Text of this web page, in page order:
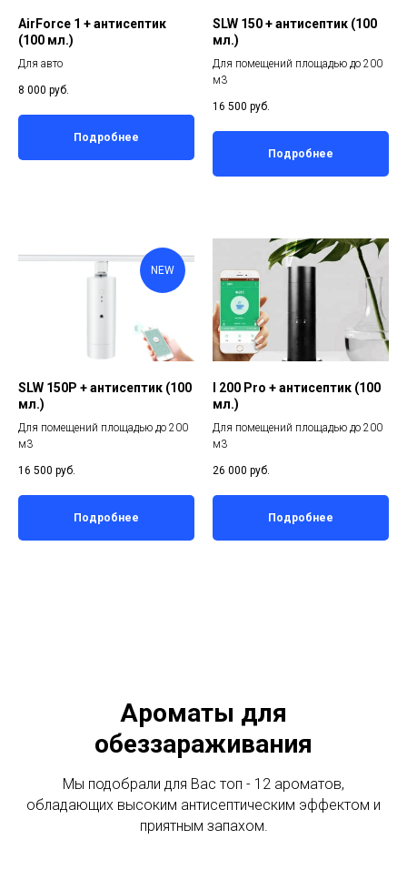
AirForce 1 + антисептик
(100 мл.)
Для авто
8 000 руб.
Подробнее
SLW 150 + антисептик (100
мл.)
Для помещений площадью до 200
м3
16 500 руб.
Подробнее
NEW
SLW 150P + антисептик (100
мл.)
Для помещений площадью до 200
м3
16 500 руб.
Подробнее
I 200 Pro + антисептик (100
мл.)
Для помещений площадью до 200
м3
26 000 руб.
Подробнее
Ароматы для
обеззараживания
Мы подобрали для Вас топ - 12 ароматов,
обладающих высоким антисептическим эффектом и
приятным запахом.